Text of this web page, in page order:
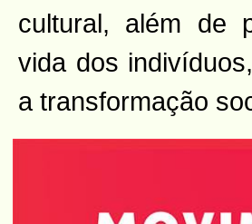
cultural, além de
vida dos
a transformação